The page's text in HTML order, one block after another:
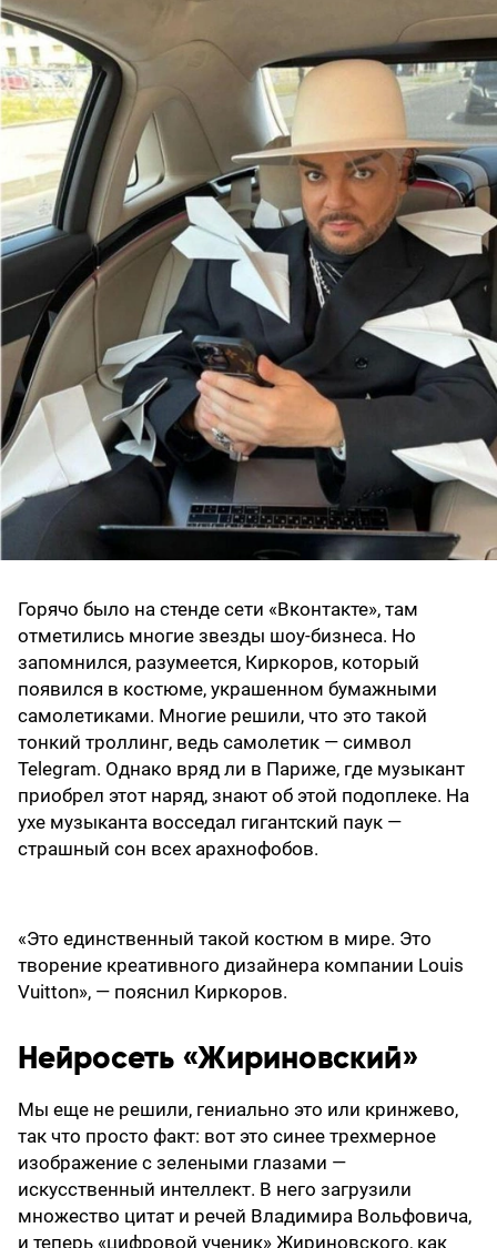
Горячо было на стенде сети «Вконтакте», там
отметились многие звезды шоу-бизнеса. Но
запомнился, разумеется, Киркоров, который
появился в костюме, украшенном бумажными
самолетиками. Многие решили, что это такой
тонкий троллинг, ведь самолетик — символ
Telegram. Однако вряд ли в Париже, где музыкант
приобрел этот наряд, знают об этой подоплеке. На
ухе музыканта восседал гигантский паук —
страшный сон всех арахнофобов.
«Это единственный такой костюм в мире. Это
творение креативного дизайнера компании Louis
Vuitton», — пояснил Киркоров.
Нейросеть «Жириновский»
Мы еще не решили, гениально это или кринжево,
так что просто факт: вот это синее трехмерное
изображение с зелеными глазами —
искусственный интеллект. В него загрузили
множество цитат и речей Владимира Вольфовича,
и теперь «цифровой ученик» Жириновского, как